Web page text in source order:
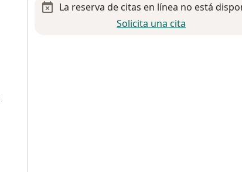
La reserva de citas en línea no está
Solicita una cita